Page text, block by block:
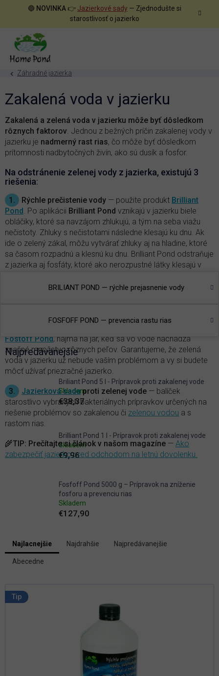
🔵 NOVINKA 👉 Jazierkové sady — Zjednodušte si
starostlivosť o jazierko
Záhradné jazierka
Zakalená voda v jazierku
Zakalená a zelená voda v jazierku môže byť dôsledkom
rôznych faktorov . Jednou z bežných príčin zakalenej vody v
jazierku je nadmerný rast rias, čo môže byť dôsledkom
prítomnosti nadbytočných živín, ako sú dusík a fosfor.
Na odstránenie zelenej vody z jazierka, existujú 3
riešenia:
1. Rýchle prečistenie vody — použite produkt Brilliant
Pond . Po aplikácii Brilliant Pond vznikajú v jazierku biele
obláčiky, ktoré sa navzájom zhlukujú, a tým na seba viažu
nečistoty. Zhluky s nečistotami následne klesajú ku dnu. Ak
ide o zelený zákal, môžu vytvárať zhluky aj na hladine, ktoré
sa časom rozpadnú a klesnú ku dnu. Brilliant Pond odstraňuje
z jazierka aj fosfáty, ktoré ako nerozpustné látky klesajú v
všetkým dobre známezelenanie vody. Najväčšie množstvo
Fostoff Pond, najmä na jar, keď sa vo vode nachádza
značné množstvo rôznych peľov. Garantujeme, že zelená
voda v jazierku už nebude vaším problémom a vy si budete
môcť užívať priezračné jazierko.
3. Jazierková sadaproti zelenej vode — balíček
starostlivo vybraných bakteriálnych prípravkov určených na
riešenie problémov so zakalenou či zelenou vodou a s
rastom rias.
🌾TIP: Prečítajte si článok v našom magazíne — Ako
zabezpečiť jazierko pred odchodom na letnú dovolenku.
BRILIANT POND — rýchle prejasnenie vody
FOSFOFF POND — prevencia rastu rias
Najpredávanejšie
Briliant Pond 5 l - Prípravok proti zakalenej vode
Skladem
€38,37
Brilliant Pond 1 l - Prípravok proti zakalenej vode
Skladem
€9,96
Fosfoff Pond 5000 g – Prípravok na zníženie
fosforu a prevenciu rias
Skladem
€127,90
i
Najlacnejšie Najdrahšie Najpredávanejšie
Abecedne
ý
p
r
Tip